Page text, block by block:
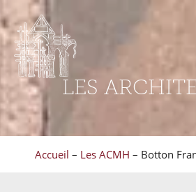
LES
Accueil – Les ACMH – Botton